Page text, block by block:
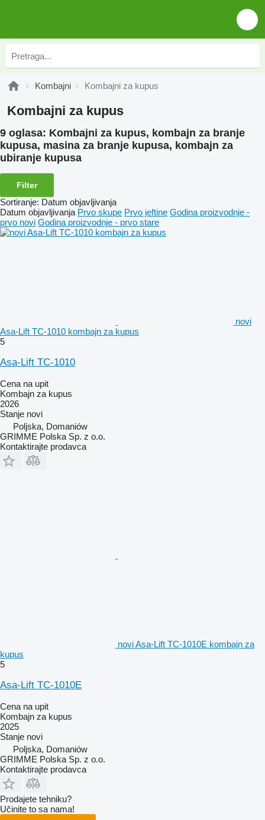
Kombajni Kombajni za kupus
Kombajni za kupus
9 oglasa: Kombajni za kupus, kombajn za branje
kupusa, masina za branje kupusa, kombajn za
ubiranje kupusa
Filter
Sortiranje: Datum objavljivanja
Datum objavljivanja Prvo skupe Prvo jeftine Godina proizvodnje -
prvo novi Godina proizvodnje - prvo stare
novi
Asa-Lift TC-1010 kombajn za kupus
5
Asa-Lift TC-1010
Cena na upit
Kombajn za kupus
2026
Stanje novi
Poljska, Domaniów
GRIMME Polska Sp. z o.o.
Kontaktirajte prodavca
novi Asa-Lift TC-1010E kombajn za
kupus
5
Asa-Lift TC-1010E
Cena na upit
Kombajn za kupus
2025
Stanje novi
Poljska, Domaniów
GRIMME Polska Sp. z o.o.
Kontaktirajte prodavca
Prodajete tehniku?
Učinite to sa nama!